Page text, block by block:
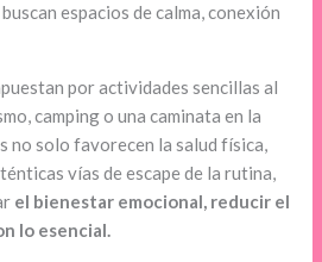
espacios de calma, conexión
por actividades sencillas al
camping o una caminata en la
no solo favorecen la salud física,
vías de escape de la rutina,
el bienestar emocional, reducir el
lo esencial.